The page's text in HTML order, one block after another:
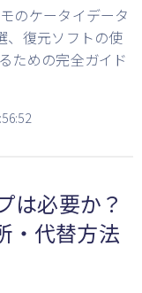
のケータイデータ
、復元ソフトの使
ための完全ガイド
は必要か？
・代替方法